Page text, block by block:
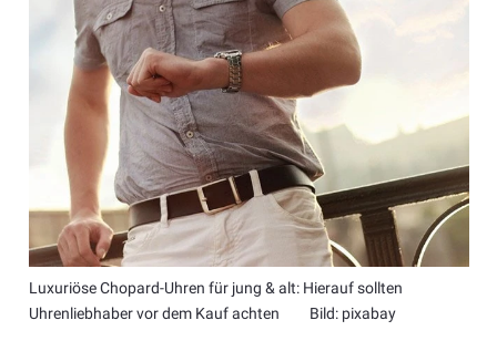
Luxuriöse Chopard-Uhren für jung & alt: Hierauf sollten
Uhrenliebhaber vor dem Kauf achten Bild: pixabay